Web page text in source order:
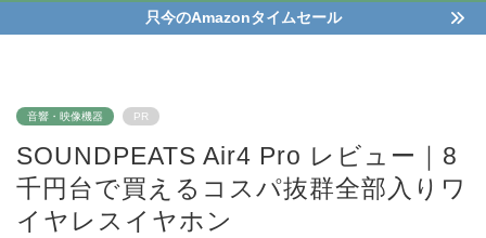
只今のAmazonタイムセール
音響・映像機器 PR
SOUNDPEATS Air4 Pro レビュー｜8
千円台で買えるコスパ抜群全部入りワ
イヤレスイヤホン